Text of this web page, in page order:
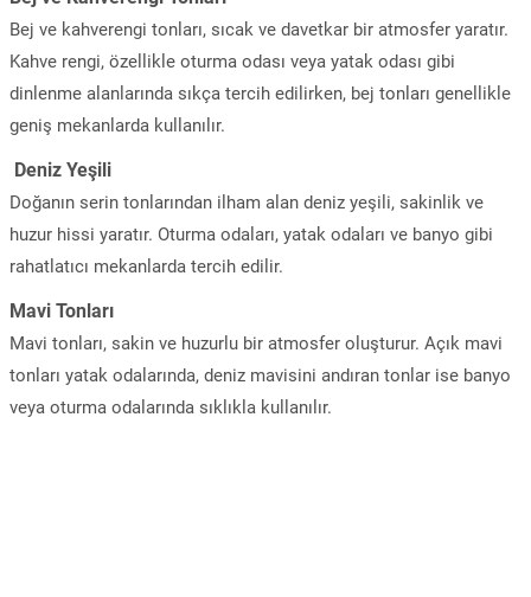
Bej ve kahverengi tonları, sıcak ve davetkar bir atmosfer yaratır.
Kahve rengi, özellikle oturma odası veya yatak odası gibi
dinlenme alanlarında sıkça tercih edilirken, bej tonları genellikle
geniş mekanlarda kullanılır.
Deniz Yeşili
Doğanın serin tonlarından ilham alan deniz yeşili, sakinlik ve
huzur hissi yaratır. Oturma odaları, yatak odaları ve banyo gibi
rahatlatıcı mekanlarda tercih edilir.
Mavi Tonları
Mavi tonları, sakin ve huzurlu bir atmosfer oluşturur. Açık mavi
tonları yatak odalarında, deniz mavisini andıran tonlar ise banyo
veya oturma odalarında sıklıkla kullanılır.